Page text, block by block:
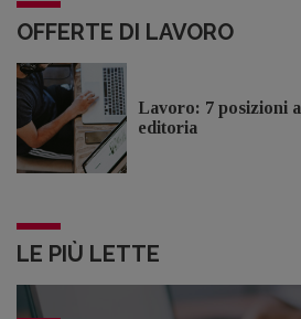
OFFERTE DI LAVORO
Lavoro: 7 posizioni
editoria
LE PIÙ LETTE